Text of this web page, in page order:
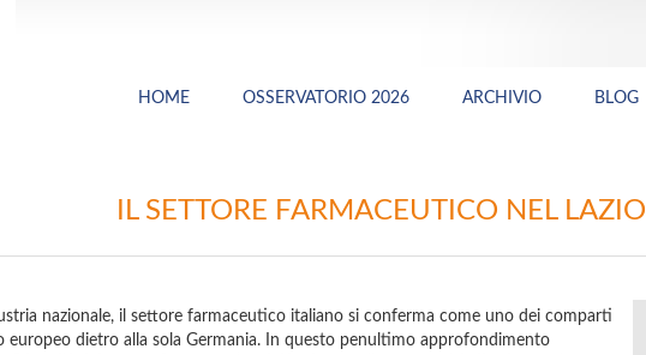
HOME OSSERVATORIO 2026 ARCHIVIO BLOG
IL SETTORE FARMACEUTICO NEL LAZIO
nazionale, il settore farmaceutico italiano si conferma come uno dei comparti
europeo dietro alla sola Germania. In questo penultimo approfondimento